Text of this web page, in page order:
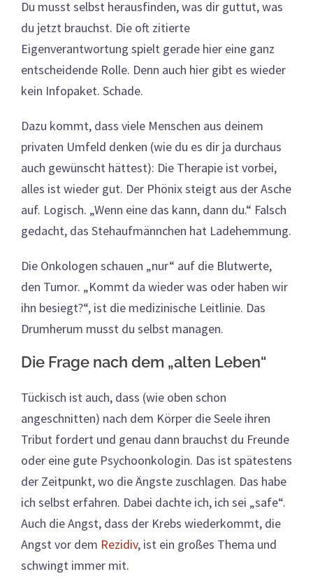
Du musst selbst herausfinden, was dir guttut, was
du jetzt brauchst. Die oft zitierte
Eigenverantwortung spielt gerade hier eine ganz
entscheidende Rolle. Denn auch hier gibt es wieder
kein Infopaket. Schade.
Dazu kommt, dass viele Menschen aus deinem
privaten Umfeld denken (wie du es dir ja durchaus
auch gewünscht hättest): Die Therapie ist vorbei,
alles ist wieder gut. Der Phönix steigt aus der Asche
auf. Logisch. „Wenn eine das kann, dann du.“ Falsch
gedacht, das Stehaufmännchen hat Ladehemmung.
Die Onkologen schauen „nur“ auf die Blutwerte,
den Tumor. „Kommt da wieder was oder haben wir
ihn besiegt?“, ist die medizinische Leitlinie. Das
Drumherum musst du selbst managen.
Die Frage nach dem „alten Leben“
Tückisch ist auch, dass (wie oben schon
angeschnitten) nach dem Körper die Seele ihren
Tribut fordert und genau dann brauchst du Freunde
oder eine gute Psychoonkologin. Das ist spätestens
der Zeitpunkt, wo die Ängste zuschlagen. Das habe
ich selbst erfahren. Dabei dachte ich, ich sei „safe“.
Auch die Angst, dass der Krebs wiederkommt, die
Angst vor dem Rezidiv, ist ein großes Thema und
schwingt immer mit.